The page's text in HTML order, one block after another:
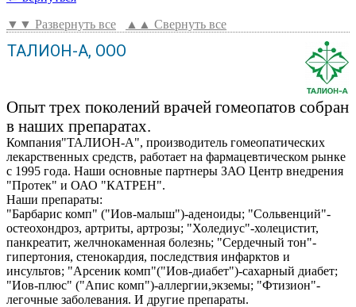
▼▼ Развернуть все
▲▲ Свернуть все
ТАЛИОН-А, ООО
Опыт трех поколений врачей гомеопатов собран
в наших препаратах.
Компания"ТАЛИОН-А", производитель гомеопатических
лекарственных средств, работает на фармацевтическом рынке
с 1995 года. Наши основные партнеры ЗАО Центр внедрения
"Протек" и ОАО "КАТРЕН".
Наши препараты:
"Барбарис комп" ("Иов-малыш")-аденоиды; "Сольвенций"-
остеохондроз, артриты, артрозы; "Холедиус"-холецистит,
панкреатит, желчнокаменная болезнь; "Сердечный тон"-
гипертония, стенокардия, последствия инфарктов и
инсультов; "Арсеник комп"("Иов-диабет")-сахарный диабет;
"Иов-плюс" ("Апис комп")-аллергии,экземы; "Фтизион"-
легочные заболевания. И другие препараты.